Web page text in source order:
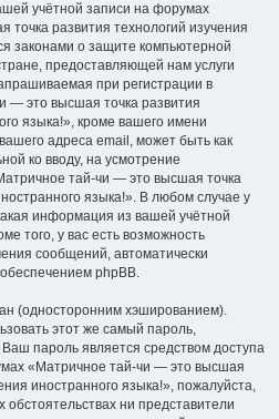
учётной записи на форумах
развития технологий изучения
законами о защите компьютерной
предоставляющей нам услуги
при регистрации в
— это высшая точка развития
языка!», кроме вашего имени
адреса email, может быть как
ко вводу, на усмотрение
тай-чи — это высшая точка
языка!». В любом случае у
информация из вашей учётной
того, у вас есть возможность
сообщений, автоматически
phpBB.
(односторонним хэшированием).
этот же самый пароль,
Ваш пароль является средством доступа
«Матричное тай-чи — это высшая
иностранного языка!», пожалуйста,
обстоятельствах ни представители